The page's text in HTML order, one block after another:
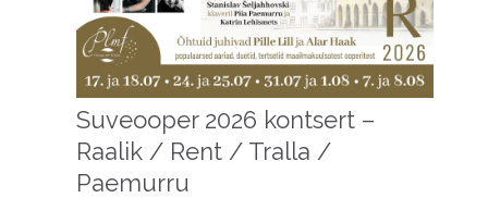
Suveooper 2026 kontsert –
Raalik / Rent / Tralla /
Paemurru